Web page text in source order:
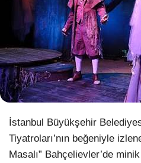
İstanbul Büyükşehir
Tiyatroları’nın beğeniyle
Masalı” Bahçelievler’de